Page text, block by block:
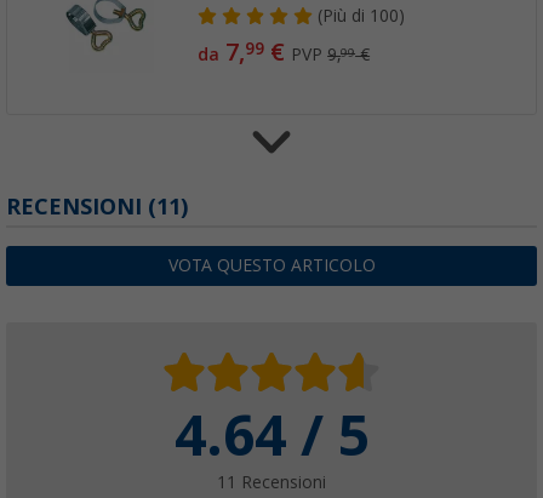
(Più di 100)
da 7,99 € PVP9,99€
da8,99€PVP10,99€
Fascette stringitubo Berger dorate 5 pezzi
(48)
da7,99€PVP
RECENSIONI (11)
VOTA QUESTO ARTICOLO
4.64 / 5
11 Recensioni